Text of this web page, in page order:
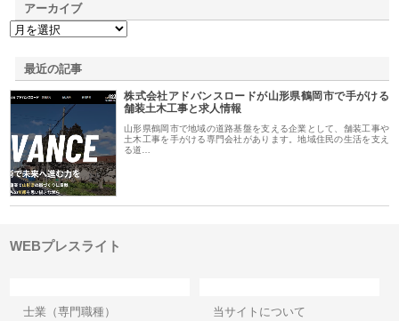
アーカイブ
最近の記事
株式会社アドバンスロードが山形県鶴岡市で手がける
舗装土木工事と求人情報
山形県鶴岡市で地域の道路基盤を支える企業として、舗装工事や
土木工事を手がける専門会社があります。地域住民の生活を支え
る道…
WEBプレスライト
士業（専門職種）
当サイトについて